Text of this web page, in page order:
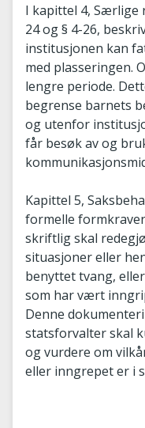
I kapittel 4, Særlige
24 og § 4-26,
institusjonen kan
med plasseringen.
lengre periode.
begrense barnets
og utenfor
får besøk av og
Kapittel 5,
formelle
skriftlig skal
situasjoner eller
benyttet tvang,
som har vært
Denne
statsforvalter skal
og vurdere om
eller inngrepet er i